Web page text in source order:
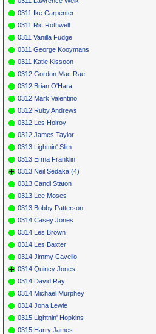
0311 Ike Carpenter
0311 Ric Rothwell
0311 Vanilla Fudge
0311 George Kooymans
0311 Katie Kissoon
0312 Gordon Mac Rae
0312 Brian O'Hara
0312 Mark Valentino
0312 Ruby Andrews
0312 Les Holroy
0312 James Taylor
0313 Lightnin' Slim
0313 Erma Franklin
0313 Neil Sedaka (4)
0313 Candi Staton
0313 Lee Moses
0313 Bobby Patterson
0314 Casey Jones
0314 Les Brown
0314 Les Baxter
0314 Jimmy Cavello
0314 Quincy Jones
0314 David Ray
0314 Michael Murphey
0314 Jona Lewie
0315 Lightnin' Hopkins
0315 Harry James